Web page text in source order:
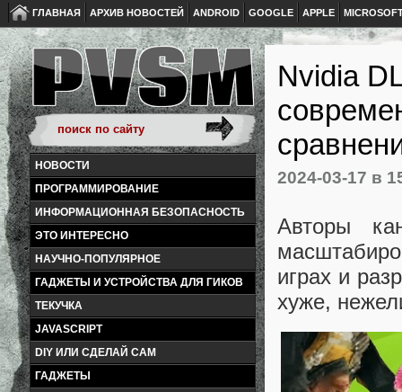
ГЛАВНАЯ АРХИВ НОВОСТЕЙ ANDROID GOOGLE APPLE
НОВОСТИ
ПРОГРАММИРОВАНИЕ
ИНФОРМАЦИОННАЯ БЕЗОПАСНОСТЬ
ЭТО ИНТЕРЕСНО
НАУЧНО-ПОПУЛЯРНОЕ
ГАДЖЕТЫ И УСТРОЙСТВА ДЛЯ ГИКОВ
ТЕКУЧКА
JAVASCRIPT
DIY ИЛИ СДЕЛАЙ САМ
ГАДЖЕТЫ
Nvidia
2024-03-17 в
Авторы
играх и
хуже,